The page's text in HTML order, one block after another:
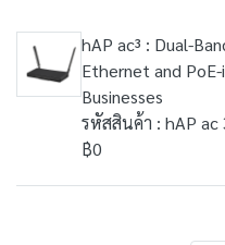
hAP ac³ : Dual-
Ethernet and
Businesses
รหัสสินค้า : hAP ac
฿0